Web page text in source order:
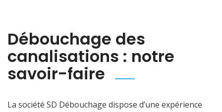
Débouchage des
canalisations : notre
savoir-faire
La société SD Débouchage dispose d’une expérience